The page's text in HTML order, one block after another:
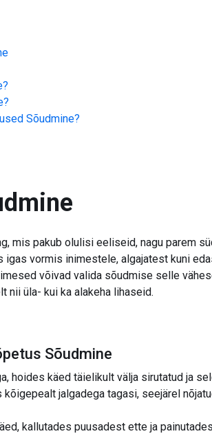
?
?
Sõudmine?
mis pakub olulisi eeliseid, nagu parem
igas vormis inimestele, algajatest kuni
võivad valida sõudmise selle
nii üla- kui ka alakeha lihaseid.
Sõudmine
hoides käed täielikult välja sirutatud ja
jalgadega tagasi, seejärel
kallutades puusadest ette ja